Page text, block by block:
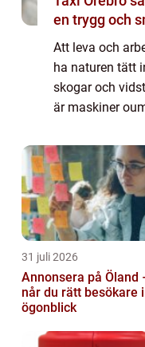
en trygg och
Att leva och
ha naturen tätt
skogar och
är maskiner
31 juli 2026
Annonsera på Öland
når du rätt besökare
ögonblick